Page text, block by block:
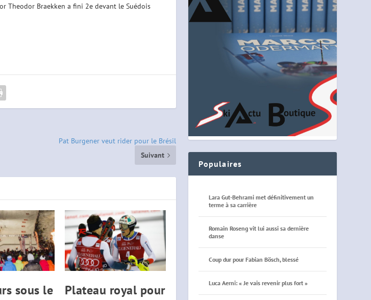
Theodor Braekken a fini 2e devant le Suédois
Pat Burgener veut rider pour le Brésil
Suivant
sous le
Plateau royal pour
Populaires
Lara Gut-Behrami met définitivement un
terme à sa carrière
Romain Roseng vit lui aussi sa dernière
danse
Coup dur pour Fabian Bösch, blessé
Luca Aerni: « Je vais revenir plus fort »